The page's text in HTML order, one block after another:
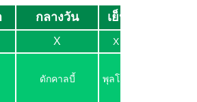
กลางวัน เย็น
X X
ดักคาลบี้ พุลโกกิ